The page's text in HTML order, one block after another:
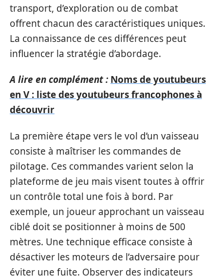
transport, d’exploration ou de combat
offrent chacun des caractéristiques uniques.
La connaissance de ces différences peut
influencer la stratégie d’abordage.
A lire en complément : Noms de youtubeurs
en V : liste des youtubeurs francophones à
découvrir
La première étape vers le vol d’un vaisseau
consiste à maîtriser les commandes de
pilotage. Ces commandes varient selon la
plateforme de jeu mais visent toutes à offrir
un contrôle total une fois à bord. Par
exemple, un joueur approchant un vaisseau
ciblé doit se positionner à moins de 500
mètres. Une technique efficace consiste à
désactiver les moteurs de l’adversaire pour
éviter une fuite. Observer des indicateurs